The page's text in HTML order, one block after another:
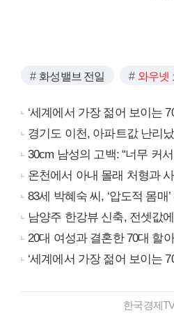
화성밸브 전일 와우넷
‘세계에서 가장 젊어 보이는
경기도 이천, 아파트값 난리
30cm 남성의 고백: “너무 커
온천에서 아내 몰래 처형과
83세 박혜숙 씨, ‘압도적 몸매
남양주 한강뷰 신축, 전셋값
20대 여성과 결혼한 70대 할
‘세계에서 가장 젊어 보이는
한국경제